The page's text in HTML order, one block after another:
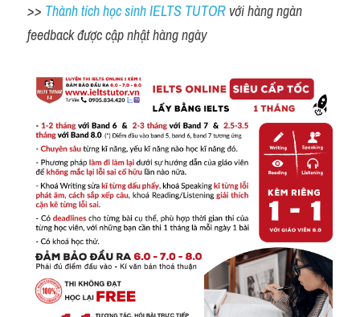
>> Thành tích học sinh IELTS TUTOR với hàng ngàn
feedback được cập nhật hàng ngày